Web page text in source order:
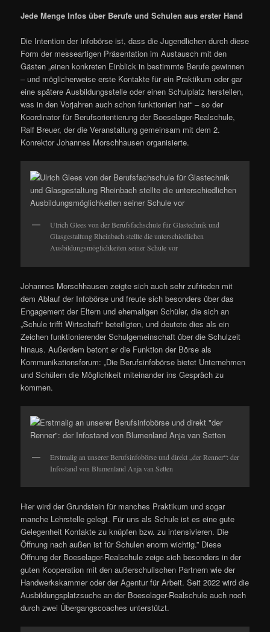
Jede Menge Infos über Berufe und Schulen aus erster Hand
Die Intention der Infobörse ist, dass die Jugendlichen durch diese
Form der messeartigen Präsentation im Austausch mit den
Gästen „einen konkreten Einblick in bestimmte Berufe gewinnen
– und möglicherweise erste Kontakte für ein Praktikum oder gar
eine spätere Ausbildungsstelle oder einen Schulplatz herstellen,
was in den Vorjahren auch schon funktioniert hat“ – so der
Koordinator für Berufsorientierung der Boeselager-Realschule,
Ralf Breuer, der die Veranstaltung gemeinsam mit dem 2.
Konrektor Johannes Morschhausen organisierte.
Ulrich Glees von der Berufsfachschule für Glastechnik und
Glasgestaltung Rheinbach stellte die unterschiedlichen
Ausbildungsmöglichkeiten seiner Schule vor
Johannes Morschhausen zeigte sich auch sehr zufrieden mit
dem Ablauf der Infobörse und freute sich besonders über das
Engagement der Eltern und ehemaligen Schüler, die sich an
„Schule trifft Wirtschaft“ beteiligten, und deutete dies als ein
Zeichen funktionierender Schulgemeinschaft über die Schulzeit
hinaus. Außerdem betont er die Funktion der Börse als
Kommunikationsforum: „Die Berufsinfobörse bietet Unternehmen
und Schülern die Möglichkeit miteinander ins Gespräch zu
kommen.
Erstmalig an unserer Berufsinfobörse und direkt „der Renner“: der
Infostand von Blumenland Anja van Setten
Hier wird der Grundstein für manches Praktikum und sogar
manche Lehrstelle gelegt. Für uns als Schule ist es eine gute
Gelegenheit Kontakte zu knüpfen bzw. zu intensivieren. Die
Öffnung nach außen ist für Schulen enorm wichtig.” Diese
Öffnung der Boeselager-Realschule zeige sich besonders in der
guten Kooperation mit den außerschulischen Partnern wie der
Handwerkskammer oder der Agentur für Arbeit. Seit 2022 wird die
Ausbildungsplatzsuche an der Boeselager-Realschule auch noch
durch zwei Übergangscoaches unterstützt.